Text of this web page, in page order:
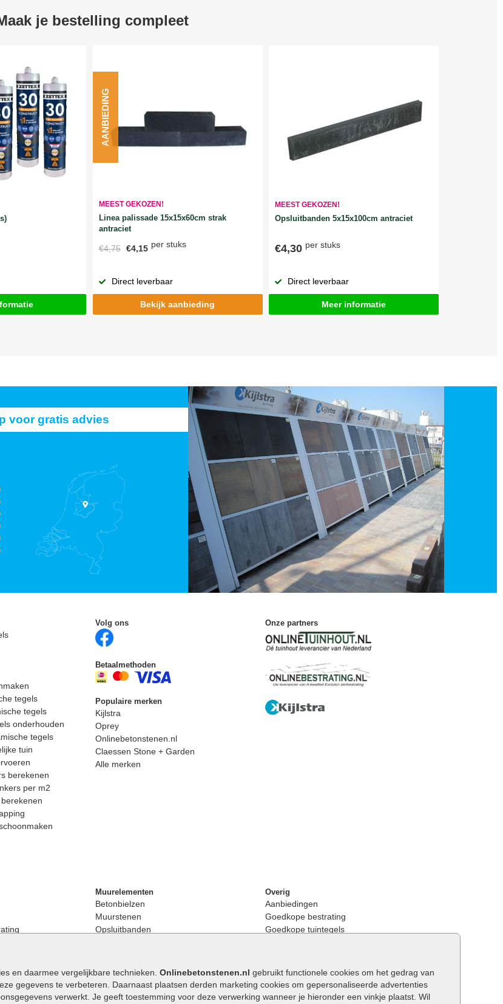
en daarmee vergelijkbare technieken. Onlinebetonstenen.nl gebruikt functionele cookies om het gedrag van
gegevens te verbeteren. Daarnaast plaatsen derden marketing cookies om gepersonaliseerde advertenties
verwerkt. Je geeft toestemming voor deze verwerking wanneer je hieronder een vinkje plaatst. Wil
je bestelling compleet
MEEST GEKOZEN!
Linea palissade 15x15x60cm strak
antraciet
€4,75 €4,15 per stuks
AANBIEDING
Direct leverbaar
Bekijk aanbieding
MEEST GEKOZEN!
Opsluitbanden 5x15x100cm antraciet
€4,30 per stuks
Direct leverbaar
Meer informatie
voor gratis advies
tegels
tegels
onderhouden
tegels
tuin
berekenen
per m2
Volg ons
Betaalmethoden
Populaire merken
Kijlstra
Oprey
Onlinebetonstenen.nl
Claessen Stone + Garden
Alle merken
Onze partners
Muurelementen
Betonbielzen
Muurstenen
Opsluitbanden
Betonblokken
Stapelstenen
Overig
Aanbiedingen
Goedkope bestrating
Goedkope tuintegels
Opsluitbanden plaatsen
Keerwanden
Traptreden tuin